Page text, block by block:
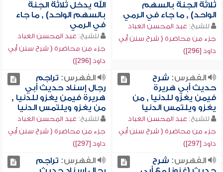
ثلاثة الجنة بالسهم
الواحد) , ما جاء في الرمي
للشيخ: عبد المحسن العباد
جزء من محاضرة ( شرح سنن أبي
داود [296])
الله يدخل ثلاثة الجنة
بالسهم الواحد) , ما جاء
في الرمي
للشيخ: عبد المحسن العباد
جزء من محاضرة ( شرح سنن أبي
داود [296])
الفهرس: شرح
حديث أبي هريرة
فيمن يغزو للدنيا , من
يغزو ويلتمس الدنيا
للشيخ: عبد المحسن العباد
جزء من محاضرة ( شرح سنن أبي
داود [297])
الفهرس: تراجم
رجال إسناد حديث أبي
هريرة فيمن يغزو للدنيا ,
من يغزو ويلتمس الدنيا
للشيخ: عبد المحسن العباد
جزء من محاضرة ( شرح سنن أبي
داود [297])
الفهرس: شرح
الفهرس: تراجم